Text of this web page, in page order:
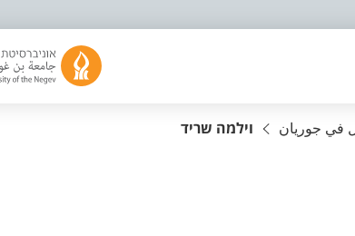
في جوريان וילמה שריד